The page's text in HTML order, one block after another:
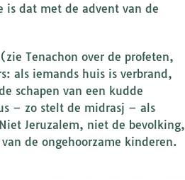
is dat met de advent van de
Tenachon over de profeten,
als iemands huis is verbrand,
schapen van een kudde
– zo stelt de midrasj – als
Jeruzalem, niet de bevolking,
de ongehoorzame kinderen.